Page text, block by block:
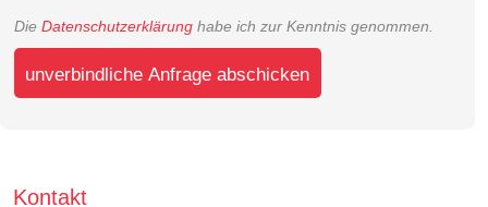
Die Datenschutzerklärung habe ich zur Kenntnis genommen.
unverbindliche Anfrage abschicken
Kontakt